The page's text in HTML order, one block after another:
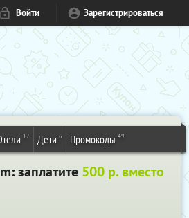
Войти Зарегистрироваться
17 Дети 6 Промокоды 49
заплатите 500 р. вместо